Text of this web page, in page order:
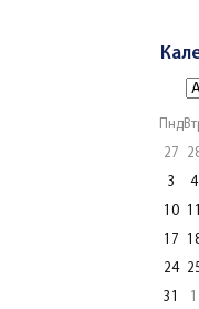
Пнд
27
3 4
10 11
17
24
31
1